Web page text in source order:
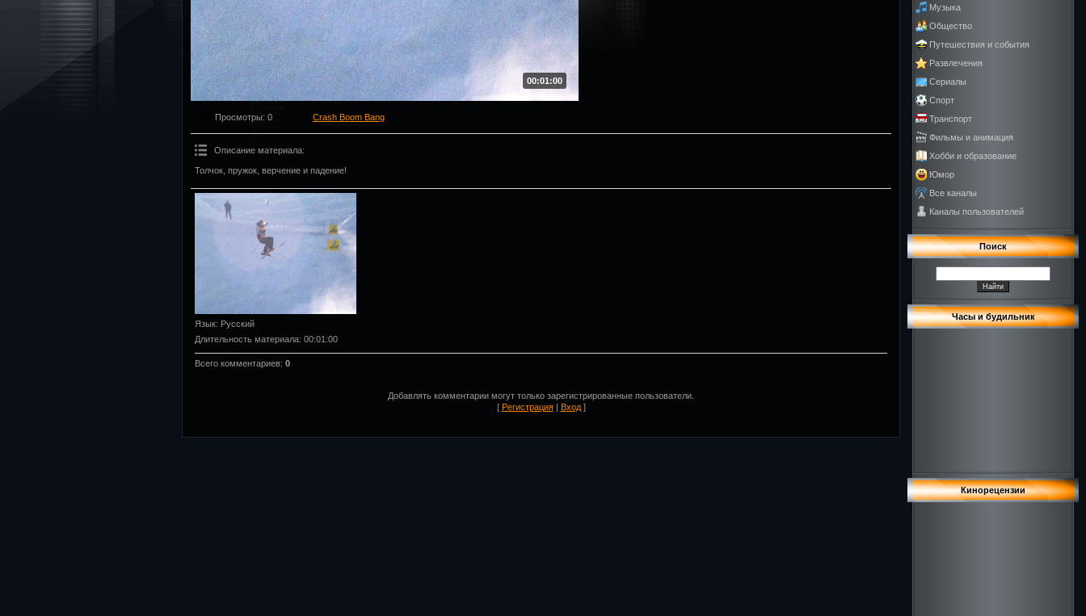
00:01:00
Просмотры: 0 Crash Boom Bang
Описание материала:
Толчок, пружок, верчение и падение!
Язык: Русский
Длительность материала: 00:01:00
Всего комментариев: 0
Добавлять комментарии могут только зарегистрированные пользователи.
[ Регистрация| Вход]
Музыка
Общество
Путешествия и события
Развлечения
Сериалы
Спорт
Транспорт
Фильмы и анимация
Хобби и образование
Юмор
Все каналы
Каналы пользователей
Поиск
Часы и будильник
Кинорецензии